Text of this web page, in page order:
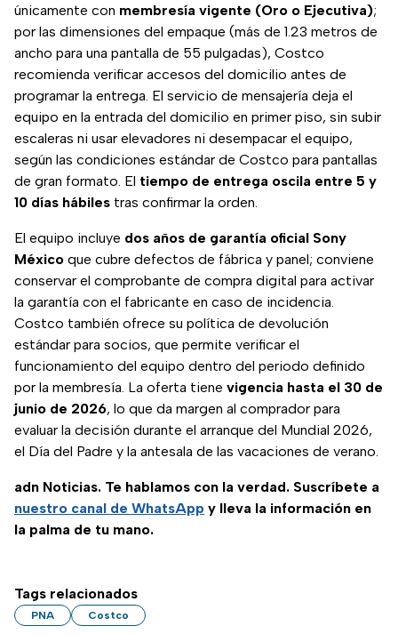
únicamente con membresía vigente (Oro o Ejecutiva);
por las dimensiones del empaque (más de 1.23 metros de
ancho para una pantalla de 55 pulgadas), Costco
recomienda verificar accesos del domicilio antes de
programar la entrega. El servicio de mensajería deja el
equipo en la entrada del domicilio en primer piso, sin subir
escaleras ni usar elevadores ni desempacar el equipo,
según las condiciones estándar de Costco para pantallas
de gran formato. El tiempo de entrega oscila entre 5 y
10 días hábiles tras confirmar la orden.
El equipo incluye dos años de garantía oficial Sony
México que cubre defectos de fábrica y panel; conviene
conservar el comprobante de compra digital para activar
la garantía con el fabricante en caso de incidencia.
Costco también ofrece su política de devolución
estándar para socios, que permite verificar el
funcionamiento del equipo dentro del periodo definido
por la membresía. La oferta tiene vigencia hasta el 30 de
junio de 2026, lo que da margen al comprador para
evaluar la decisión durante el arranque del Mundial 2026,
el Día del Padre y la antesala de las vacaciones de verano.
adn Noticias. Te hablamos con la verdad. Suscríbete a
nuestro canal de WhatsApp y lleva la información en
la palma de tu mano.
Tags relacionados
PNA Costco